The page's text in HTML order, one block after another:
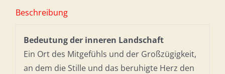
Beschreibung
Bedeutung der inneren Landschaft
Ein Ort des Mitgefühls und der Großzügigkeit,
an dem die Stille und das beruhigte Herz den